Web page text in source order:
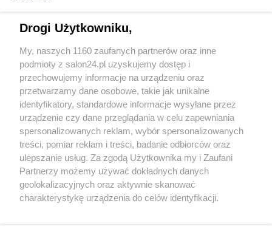
Sport
Społeczeństwo
Kultura
X Facebook Instagram Youtube
Drogi Użytkowniku,
My, naszych 1160 zaufanych partnerów oraz inne
podmioty z salon24.pl uzyskujemy dostęp i
przechowujemy informacje na urządzeniu oraz
przetwarzamy dane osobowe, takie jak unikalne
identyfikatory, standardowe informacje wysyłane przez
urządzenie czy dane przeglądania w celu zapewniania
spersonalizowanych reklam, wybór spersonalizowanych
treści, pomiar reklam i treści, badanie odbiorców oraz
ulepszanie usług. Za zgodą Użytkownika my i Zaufani
Partnerzy możemy używać dokładnych danych
geolokalizacyjnych oraz aktywnie skanować
charakterystykę urządzenia do celów identyfikacji.